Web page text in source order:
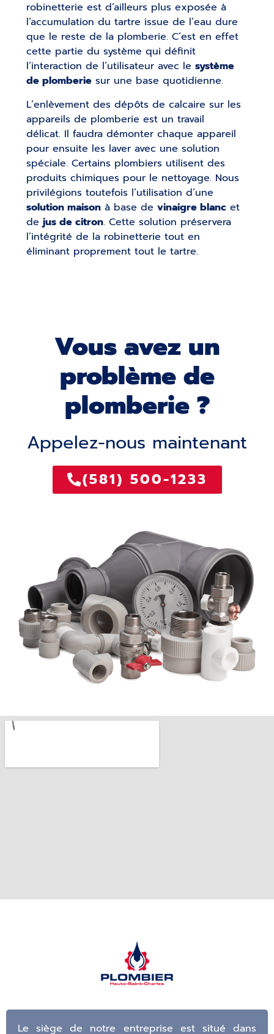
robinetterie est d’ailleurs plus exposée à
l’accumulation du tartre issue de l’eau dure
que le reste de la plomberie. C’est en effet
cette partie du système qui définit
l’interaction de l’utilisateur avec lesystème
de plomberie sur une base quotidienne.
L’enlèvement des dépôts de calcaire sur les
appareils de plomberie est un travail
délicat. Il faudra démonter chaque appareil
pour ensuite les laver avec une solution
spéciale. Certains plombiers utilisent des
produits chimiques pour le nettoyage. Nous
privilégions toutefois l’utilisation d’une
solution maison à base devinaigre blanc et
dejus de citron. Cette solution préservera
l’intégrité de la robinetterie tout en
éliminant proprement tout le tartre.
Vous avez un
problème de
plomberie ?
Appelez-nous maintenant
(581) 500-1233
Le siège de notre entreprise est situé dans